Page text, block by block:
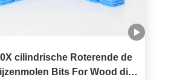
cilindrische Roterende de
Bits For Wood die